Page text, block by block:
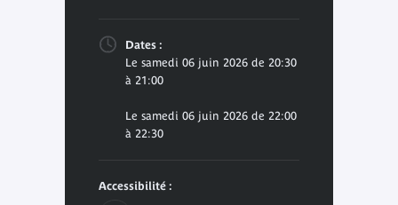
Dates :
Le samedi 06 juin 2026 de 20:30
à 21:00
Le samedi 06 juin 2026 de 22:00
à 22:30
Accessibilité :